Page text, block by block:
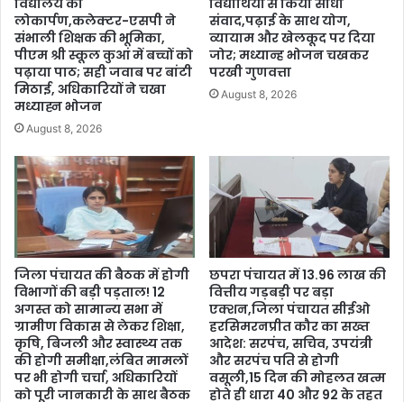
लोकार्पण,कलेक्टर-एसपी ने
संभाली शिक्षक की भूमिका,
पीएम श्री स्कूल कुआं में बच्चों को
पढ़ाया पाठ; सही जवाब पर बांटी
मिठाई, अधिकारियों ने चखा
मध्याह्न भोजन
August 8, 2026
संवाद,पढ़ाई के साथ योग,
व्यायाम और खेलकूद पर दिया
जोर; मध्यान्ह भोजन चखकर
परखी गुणवत्ता
August 8, 2026
जिला पंचायत की बैठक में होगी
विभागों की बड़ी पड़ताल! 12
अगस्त को सामान्य सभा में
ग्रामीण विकास से लेकर शिक्षा,
कृषि, बिजली और स्वास्थ्य तक
की होगी समीक्षा,लंबित मामलों
पर भी होगी चर्चा, अधिकारियों
को पूरी जानकारी के साथ बैठक
छपरा पंचायत में 13.96 लाख की
वित्तीय गड़बड़ी पर बड़ा
एक्शन,जिला पंचायत सीईओ
हरसिमरनप्रीत कौर का सख्त
आदेश: सरपंच, सचिव, उपयंत्री
और सरपंच पति से होगी
वसूली,15 दिन की मोहलत खत्म
होते ही धारा 40 और 92 के तहत